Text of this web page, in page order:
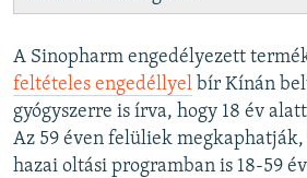
A Sinopharm engedélyezett
feltételes engedéllyel bír Kínán
gyógyszerre is írva, hogy 18 év
Az 59 éven felüliek
hazai oltási programban is 18-59